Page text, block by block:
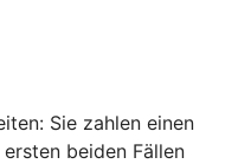
Sie zahlen einen
beiden Fällen